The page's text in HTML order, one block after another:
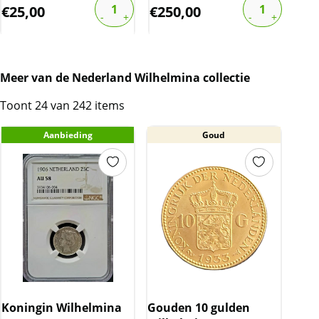
€25,00 €250,00
Meer van de Nederland Wilhelmina collectie
Toont 24 van 242 items
Aanbieding
Koningin Wilhelmina
Goud
Gouden 10 gulden